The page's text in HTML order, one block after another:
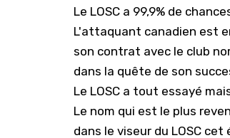
Le LOSC a 99,9% de
L'attaquant canadien est
son contrat avec le club
dans la quête de son
Le LOSC a tout essayé
Le nom qui est le plus
dans le viseur du LOSC cet